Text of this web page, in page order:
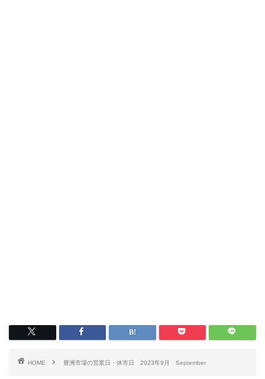
HOME 豊洲市場の営業日・休市日 2023年9月 September